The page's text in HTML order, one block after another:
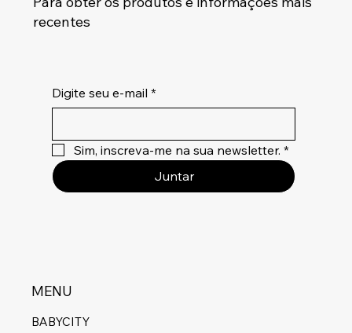
recentes
Digite seu e-mail *
Sim, inscreva-me na sua newsletter. *
Juntar
MENU
BABYCITY